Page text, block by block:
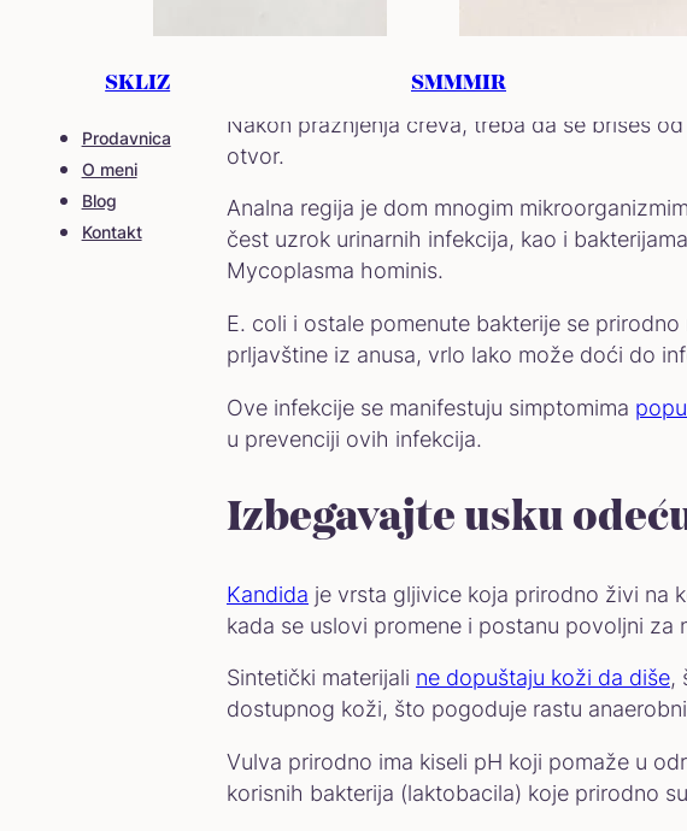
SKLIZ SMMMIR
Prodavnica
O meni
Blog
Kontakt
Briši se od pozadi ka
Nakon pražnjenja creva, treba da se brišeš
otvor.
Analna regija je dom mnogim
čest uzrok urinarnih infekcija, kao i
Mycoplasma hominis​​.
E. coli i ostale pomenute bakterije se
prljavštine iz anusa, vrlo lako može doći do
Ove infekcije se manifestuju simptomima
u prevenciji ovih infekcija.
Izbegavajte usku
Kandida je vrsta gljivice koja prirodno živi na
kada se uslovi promene i postanu povoljni
Sintetički materijali ne dopuštaju koži da diše,
dostupnog koži, što pogoduje rastu
Vulva prirodno ima kiseli pH koji pomaže u
korisnih bakterija (laktobacila) koje prirodno